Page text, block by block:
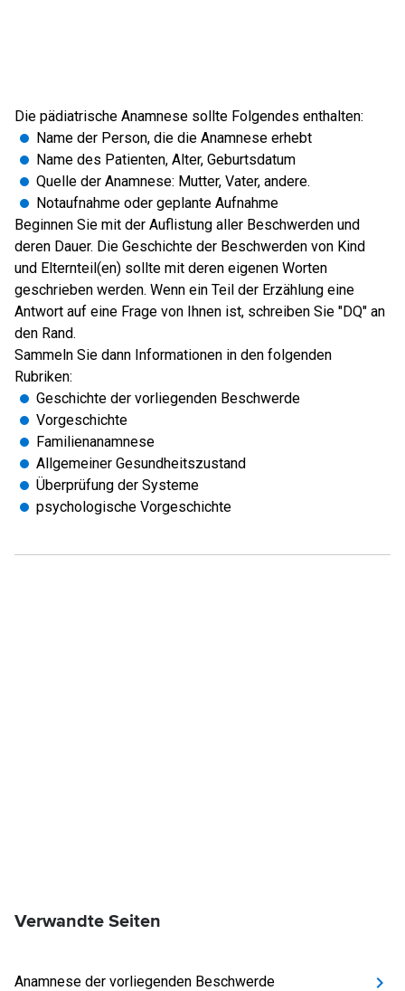
Die pädiatrische Anamnese sollte Folgendes enthalten:
Name der Person, die die Anamnese erhebt
Name des Patienten, Alter, Geburtsdatum
Quelle der Anamnese: Mutter, Vater, andere.
Notaufnahme oder geplante Aufnahme
Beginnen Sie mit der Auflistung aller Beschwerden und
deren Dauer. Die Geschichte der Beschwerden von Kind
und Elternteil(en) sollte mit deren eigenen Worten
geschrieben werden. Wenn ein Teil der Erzählung eine
Antwort auf eine Frage von Ihnen ist, schreiben Sie "DQ" an
den Rand.
Sammeln Sie dann Informationen in den folgenden
Rubriken:
Geschichte der vorliegenden Beschwerde
Vorgeschichte
Familienanamnese
Allgemeiner Gesundheitszustand
Überprüfung der Systeme
psychologische Vorgeschichte
Verwandte Seiten
Anamnese der vorliegenden Beschwerde